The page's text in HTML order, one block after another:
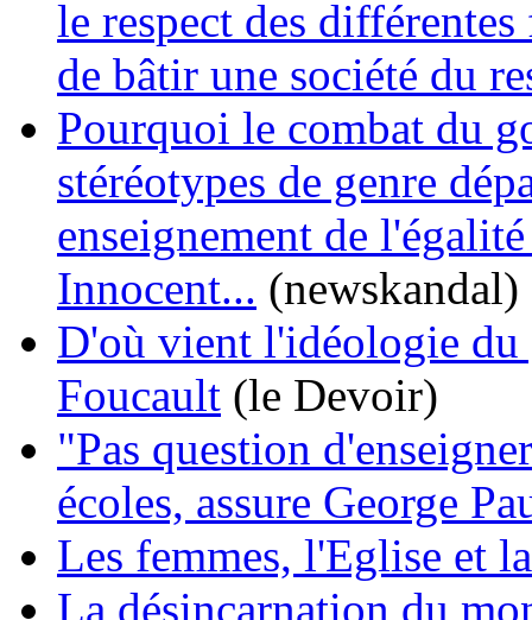
le respect des
de bâtir une société du
Pourquoi le combat du
stéréotypes de genre
enseignement de
Innocent... (newskandal)
D'où vient l'idéologie du
Foucault (le Devoir)
"Pas question
écoles, assure George
Les femmes, l'Eglise et
La désincarnation du